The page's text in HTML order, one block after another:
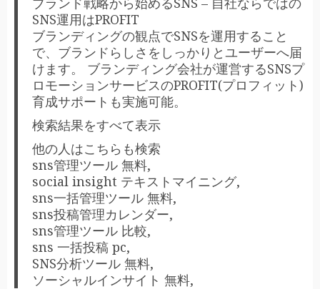
SNS運用はPROFIT
ブランディングの観点でSNSを運用すること
で、ブランドらしさをしっかりとユーザーへ届
けます。 ブランディング会社が運営するSNSプ
ロモーションサービスのPROFIT(プロフィット)
育成サポートも実施可能。
検索結果をすべて表示
他の人はこちらも検索
sns管理ツール 無料,
social insight テキストマイニング,
sns一括管理ツール 無料,
sns投稿管理カレンダー,
sns管理ツール 比較,
sns 一括投稿 pc,
SNS分析ツール 無料,
ソーシャルインサイト 無料,